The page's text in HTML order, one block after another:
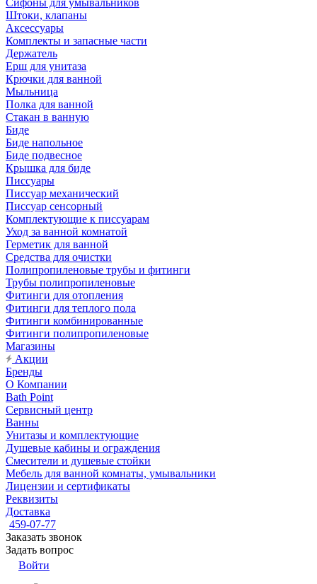
Сифоны для умывальников
Штоки, клапаны
Аксессуары
Комплекты и запасные части
Держатель
Ерш для унитаза
Крючки для ванной
Мыльница
Полка для ванной
Стакан в ванную
Биде
Биде напольное
Биде подвесное
Крышка для биде
Писсуары
Писсуар механический
Писсуар сенсорный
Комплектующие к писсуарам
Уход за ванной комнатой
Герметик для ванной
Средства для очистки
Полипропиленовые трубы и фитинги
Трубы полипропиленовые
Фитинги для отопления
Фитинги для теплого пола
Фитинги комбинированные
Фитинги полипропиленовые
Магазины
Акции
Бренды
О Компании
Bath Point
Сервисный центр
Ванны
Унитазы и комплектующие
Душевые кабины и ограждения
Смесители и душевые стойки
Мебель для ванной комнаты, умывальники
Лицензии и сертификаты
Реквизиты
Доставка
459-07-77
Заказать звонок
Задать вопрос
Войти